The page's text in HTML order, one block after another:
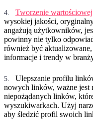
Tworzenie
wysokiej jakości,
angażują użytkowników,
powinny nie tylko
również być
informacje i trendy w
Ulepszanie profilu
nowych linków, ważne jest
niepożądanych linków,
wyszukiwarkach. Użyj
aby śledzić profil swoich